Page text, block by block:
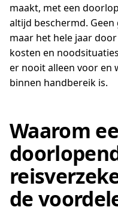
maakt, met een
altijd beschermd.
maar het hele jaar
kosten en
er nooit alleen voor en
binnen handbereik is.
Waarom
de